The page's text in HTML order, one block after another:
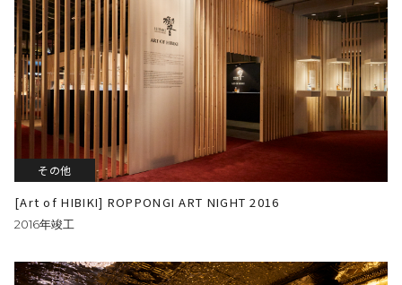
その他
[Art of HIBIKI] ROPPONGI ART NIGHT 2016
2016年竣工